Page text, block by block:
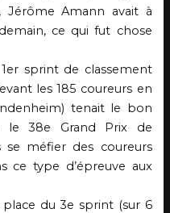
Jérôme Amann avait à
ce qui fut chose
sprint de classement
les 185 coureurs en
tenait le bon
le 38e Grand Prix de
se méfier des coureurs
ce type d’épreuve aux
du 3e sprint (sur 6